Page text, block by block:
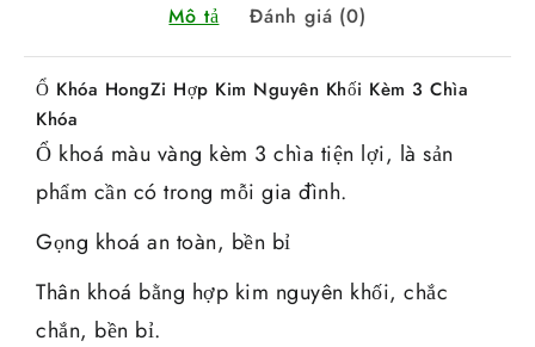
Mô tả Đánh giá (0)
Ổ Khóa HongZi Hợp Kim Nguyên Khối Kèm 3 Chìa
Khóa
Ổ khoá màu vàng kèm 3 chìa tiện lợi, là sản
phẩm cần có trong mỗi gia đình.
Gọng khoá an toàn, bền bỉ
Thân khoá bằng hợp kim nguyên khối, chắc
chắn, bền bỉ.